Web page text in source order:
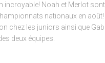
incroyable! Noah et Merlot sont
nationaux en août!
chez les juniors ainsi que
deux équipes.